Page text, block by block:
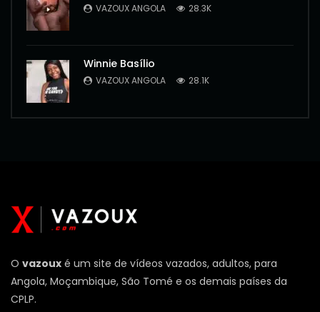
VAZOUX ANGOLA 28.3K
Winnie Basílio
VAZOUX ANGOLA 28.1K
O vazoux é um site de vídeos vazados, adultos, para
Angola, Moçambique, São Tomé e os demais países da
CPLP.